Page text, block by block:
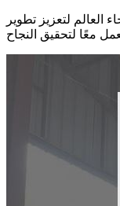
العالم لتعزيز تطوير